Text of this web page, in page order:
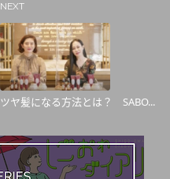
NEXT
ツヤ髪になる方法とは？ SABO...